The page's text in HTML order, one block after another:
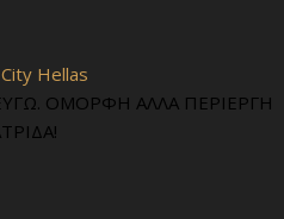
Hellas
ΟΜΟΡΦΗ ΑΛΛΑ ΠΕΡΙΕΡΓΗ